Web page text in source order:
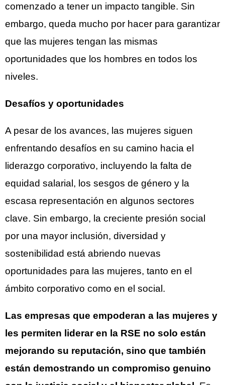
comenzado a tener un impacto tangible. Sin
embargo, queda mucho por hacer para garantizar
que las mujeres tengan las mismas
oportunidades que los hombres en todos los
niveles.
Desafíos y oportunidades
A pesar de los avances, las mujeres siguen
enfrentando desafíos en su camino hacia el
liderazgo corporativo, incluyendo la falta de
equidad salarial, los sesgos de género y la
escasa representación en algunos sectores
clave. Sin embargo, la creciente presión social
por una mayor inclusión, diversidad y
sostenibilidad está abriendo nuevas
oportunidades para las mujeres, tanto en el
ámbito corporativo como en el social.
Las empresas que empoderan a las mujeres y
les permiten liderar en la RSE no solo están
mejorando su reputación, sino que también
están demostrando un compromiso genuino